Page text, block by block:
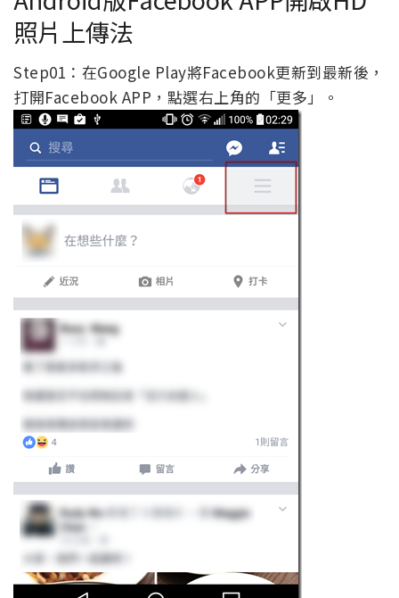
照片上傳法
Step01：在Google Play將Facebook更新到最新後，
打開Facebook APP，點選右上角的「更多」。